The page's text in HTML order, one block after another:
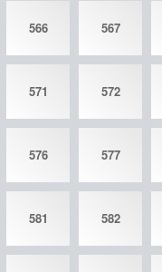
566 567
571 572
576 577
581 582